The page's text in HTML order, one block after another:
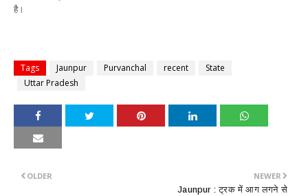
है।
Tags Jaunpur Purvanchal recent
State
Uttar Pradesh
NEWER
Jaunpur : ट्रक में आग लगने से
OLDER